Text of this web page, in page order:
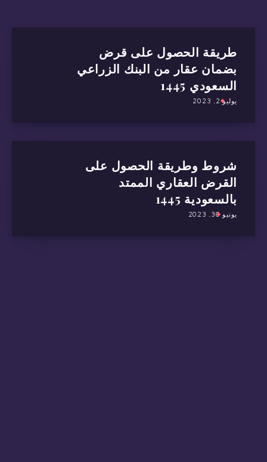
طريقة الحصول على قرض
بضمان عقار من البنك الزراعي
السعودي 1445
يوليو 2, 2023
شروط وطريقة الحصول على
القرض العقاري الممتد
بالسعودية 1445
يونيو 30, 2023